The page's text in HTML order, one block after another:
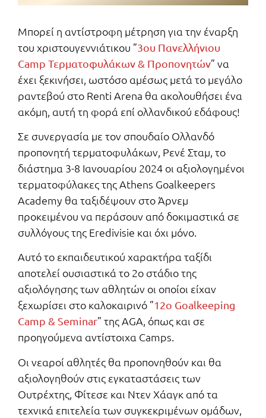
Μπορεί η αντίστροφη μέτρηση για την έναρξη
του χριστουγεννιάτικου ”3ου Πανελλήνιου
Camp Τερματοφυλάκων & Προπονητών” να
έχει ξεκινήσει, ωστόσο αμέσως μετά το μεγάλο
ραντεβού στο Renti Arena θα ακολουθήσει ένα
ακόμη, αυτή τη φορά επί ολλανδικού εδάφους!
Σε συνεργασία με τον σπουδαίο Ολλανδό
προπονητή τερματοφυλάκων, Ρενέ Σταμ, το
διάστημα 3-8 Ιανουαρίου 2024 οι αξιολογημένοι
τερματοφύλακες της Athens Goalkeepers
Academy θα ταξιδέψουν στο Άρνεμ
προκειμένου να περάσουν από δοκιμαστικά σε
συλλόγους της Eredivisie και όχι μόνο.
Αυτό το εκπαιδευτικού χαρακτήρα ταξίδι
αποτελεί ουσιαστικά το 2ο στάδιο της
αξιολόγησης των αθλητών οι οποίοι είχαν
ξεχωρίσει στο καλοκαιρινό ”12ο Goalkeeping
Camp & Seminar” της AGA, όπως και σε
προηγούμενα αντίστοιχα Camps.
Οι νεαροί αθλητές θα προπονηθούν και θα
αξιολογηθούν στις εγκαταστάσεις των
Ουτρέχτης, Φίτεσε και Ντεν Χάαγκ από τα
τεχνικά επιτελεία των συγκεκριμένων ομάδων,